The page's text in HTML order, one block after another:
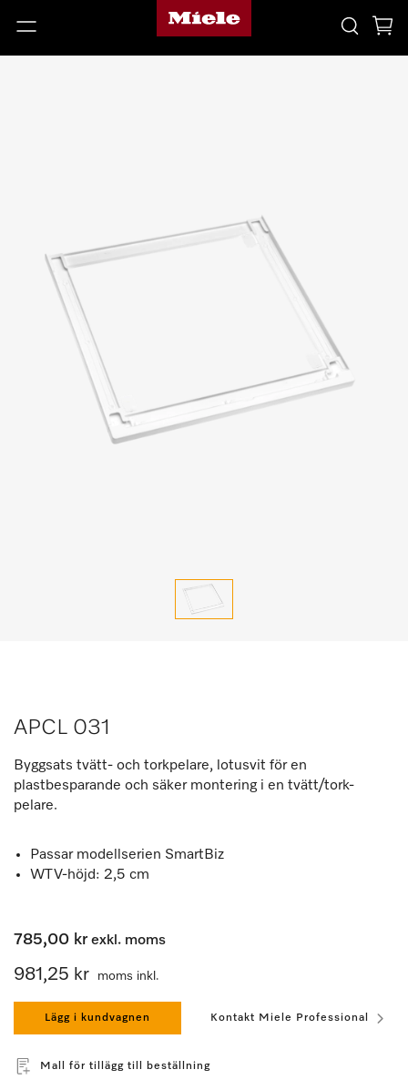
APCL 031
Byggsats tvätt- och torkpelare, lotusvit för en
plastbesparande och säker montering i en tvätt/tork-
pelare.
Passar modellserien SmartBiz
WTV-höjd: 2,5 cm
785,00 krexkl. moms
981,25 kr moms inkl.
Lägg i kundvagnen Kontakt Miele Professional
Mall för tillägg till beställning